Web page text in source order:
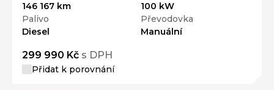
146 167 km
100 kW
Palivo
Diesel
Převodovka
Manuální
299 990 Kč s DPH
Přidat k porovnání